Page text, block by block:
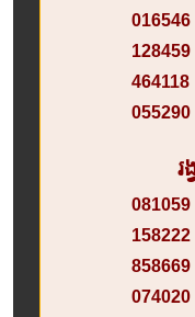
016546
128459
464118
055290
រ
081059
158222
858669
074020